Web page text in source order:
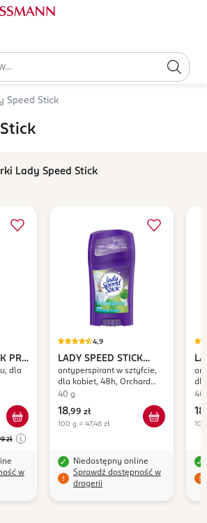
Speed Stick
Lady Speed Stick
PRO
dla
zł
w
4,9
LADY SPEED STICK
Fresh & Essence
antyperspirant w sztyfcie,
dla kobiet, 48h, Orchard
Blossom
40 g
18,99 zł
100 g = 47,48 zł
Niedostępny online
Sprawdź dostępność w
drogerii
40
18
100